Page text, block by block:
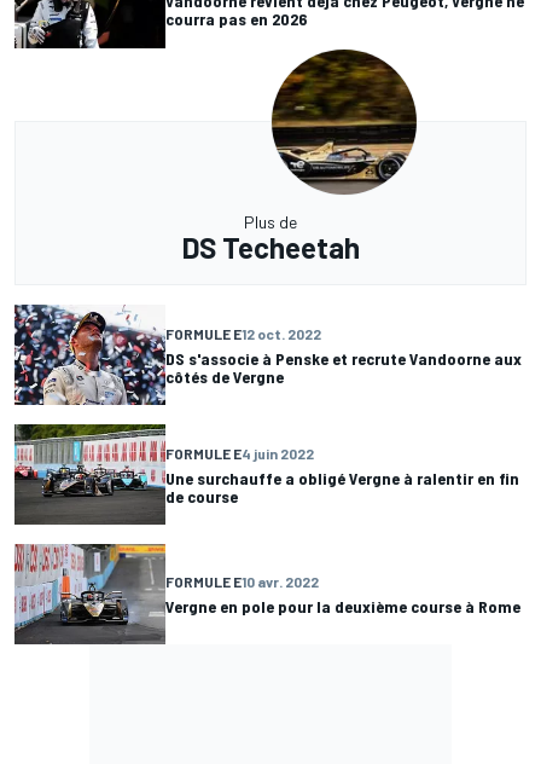
courra pas en 2026
Plus de
DS Techeetah
FORMULE E12 oct. 2022
DS s'associe à Penske et recrute Vandoorne aux
côtés de Vergne
FORMULE E4 juin 2022
Une surchauffe a obligé Vergne à ralentir en fin
de course
FORMULE E10 avr. 2022
Vergne en pole pour la deuxième course à Rome